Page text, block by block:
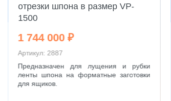
отрезки шпона в размер VP-
1500
1 744 000 ₽
Артикул: 2887
Предназначен для лущения и рубки
ленты шпона на форматные заготовки
для ящиков.